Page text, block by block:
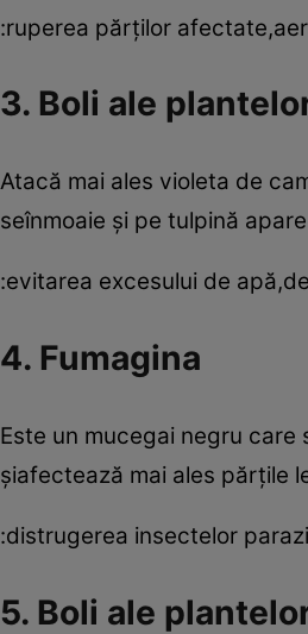
:ruperea părţilor
3. Boli ale
Atacă mai ales violeta de
seînmoaie şi pe tulpină
:evitarea excesului de
4. Fumagina
Este un mucegai negru
şiafectează mai ales părţile
:distrugerea insectelor
5. Boli ale